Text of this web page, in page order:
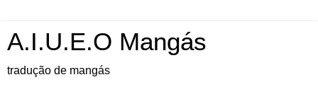
A.I.U.E.O Mangás
tradução de mangás